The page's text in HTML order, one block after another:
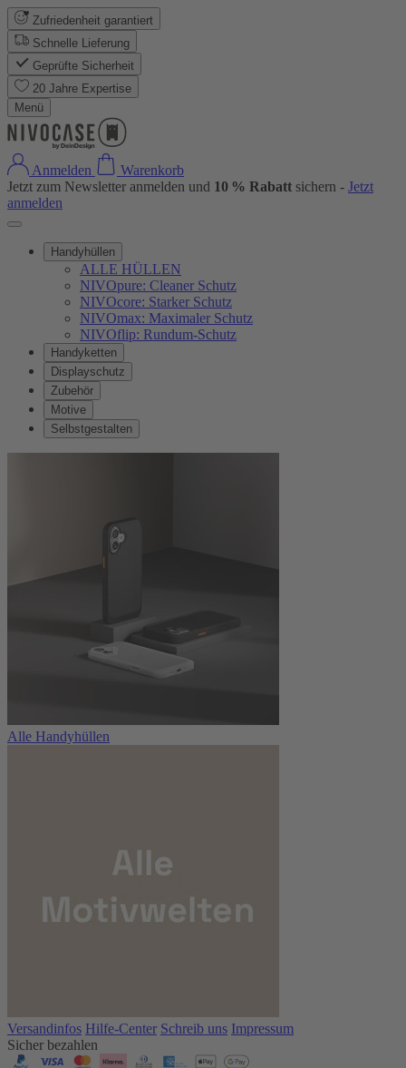
Zufriedenheit garantiert
Schnelle Lieferung
Geprüfte Sicherheit
20 Jahre Expertise
Menü
Anmelden
Warenkorb
Jetzt zum Newsletter anmelden und 10 % Rabatt sichern - Jetzt
anmelden
Handyhüllen
ALLE HÜLLEN
NIVOpure: Cleaner Schutz
NIVOcore: Starker Schutz
NIVOmax: Maximaler Schutz
NIVOflip: Rundum-Schutz
Handyketten
Displayschutz
Zubehör
Motive
Selbstgestalten
Alle Handyhüllen
Versandinfos Hilfe-Center Schreib uns Impressum
Sicher bezahlen